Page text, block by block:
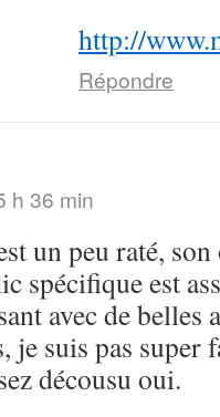
http://
Répondre
h 36 min
un peu raté,
spécifique est
avec de belles
je suis pas super
décousu oui.